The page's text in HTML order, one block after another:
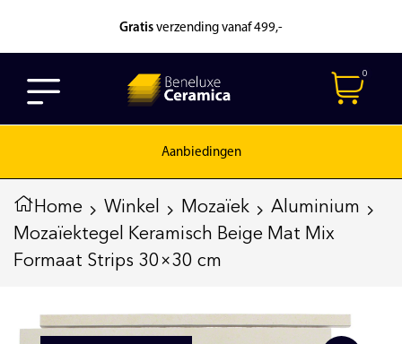
Gratis verzending vanaf 499,-
0
Aanbiedingen
Home Winkel Mozaïek
Aluminium
Mozaïektegel Keramisch Beige Mat Mix
Formaat Strips 30×30 cm